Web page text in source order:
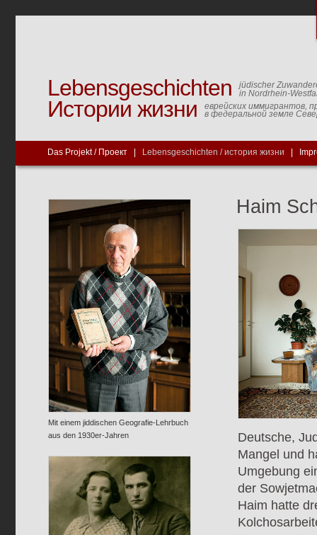
Lebensgeschichten
jüdischer
in Nordrhein-
Истории жизни еврейских иммигрантов,
в федеральной земле
Das Projekt / Проект Lebensgeschichten / история жизни
Mit einem jiddischen Geografie-Lehrbuch
aus den 1930er-Jahren
Haim
Deutsche,
Mangel und
Umgebung
der
Haim hatte